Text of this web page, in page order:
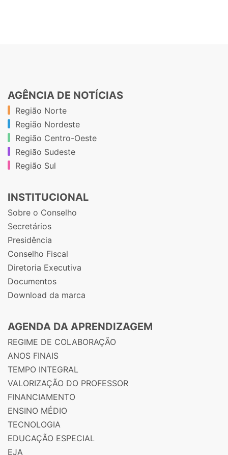
AGÊNCIA DE NOTÍCIAS
Região Norte
Região Nordeste
Região Centro-Oeste
Região Sudeste
Região Sul
INSTITUCIONAL
Sobre o Conselho
Secretários
Presidência
Conselho Fiscal
Diretoria Executiva
Documentos
Download da marca
AGENDA DA APRENDIZAGEM
REGIME DE COLABORAÇÃO
ANOS FINAIS
TEMPO INTEGRAL
VALORIZAÇÃO DO PROFESSOR
FINANCIAMENTO
ENSINO MÉDIO
TECNOLOGIA
EDUCAÇÃO ESPECIAL
EJA